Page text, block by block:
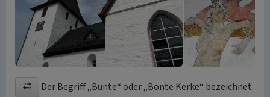
Der Begriff „Bunte“ oder „Bonte Kerke“ bezeichnet